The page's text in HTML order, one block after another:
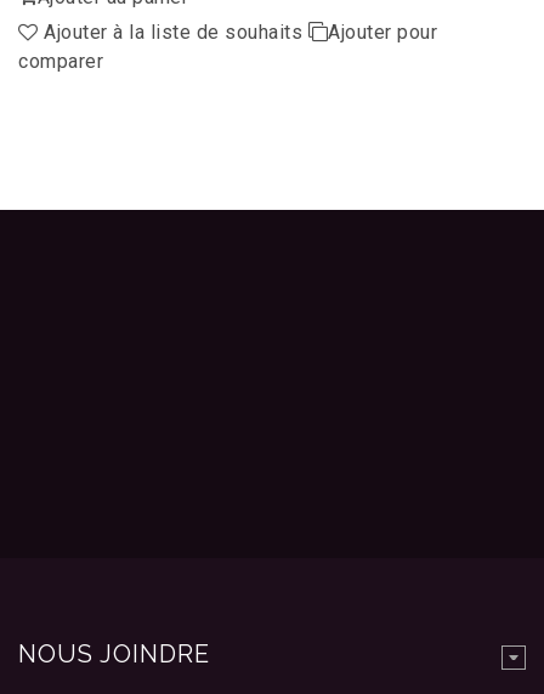
Ajouter à la liste de souhaits
Ajouter pour
comparer
NOUS JOINDRE